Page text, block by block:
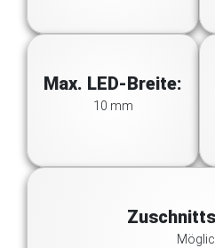
Max. LED-Breite:
10 mm